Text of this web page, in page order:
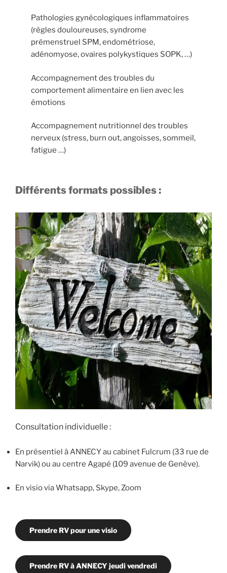
Pathologies gynécologiques inflammatoires
(règles douloureuses, syndrome
prémenstruel SPM, endométriose,
adénomyose, ovaires polykystiques SOPK, …)
Accompagnement des troubles du
comportement alimentaire en lien avec les
émotions
Accompagnement nutritionnel des troubles
nerveux (stress, burn out, angoisses, sommeil,
fatigue …)
Différents formats possibles :
Consultation individuelle :
En présentiel à ANNECY au cabinet Fulcrum (33 rue de
Narvik) ou au centre Agapé (109 avenue de Genève).
En visio via Whatsapp, Skype, Zoom
Prendre RV pour une visio
Prendre RV à ANNECY jeudi vendredi